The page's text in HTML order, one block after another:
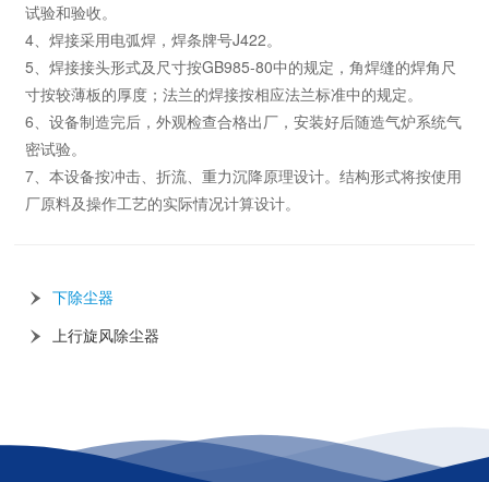
试验和验收。
4、焊接采用电弧焊，焊条牌号J422。
5、焊接接头形式及尺寸按GB985-80中的规定，角焊缝的焊角尺
寸按较薄板的厚度；法兰的焊接按相应法兰标准中的规定。
6、设备制造完后，外观检查合格出厂，安装好后随造气炉系统气
密试验。
7、本设备按冲击、折流、重力沉降原理设计。结构形式将按使用
厂原料及操作工艺的实际情况计算设计。
下除尘器
上行旋风除尘器